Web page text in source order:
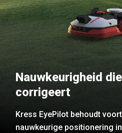
Nauwkeurigheid
corrigeert
Kress EyePilot behoudt
nauwkeurige positionering